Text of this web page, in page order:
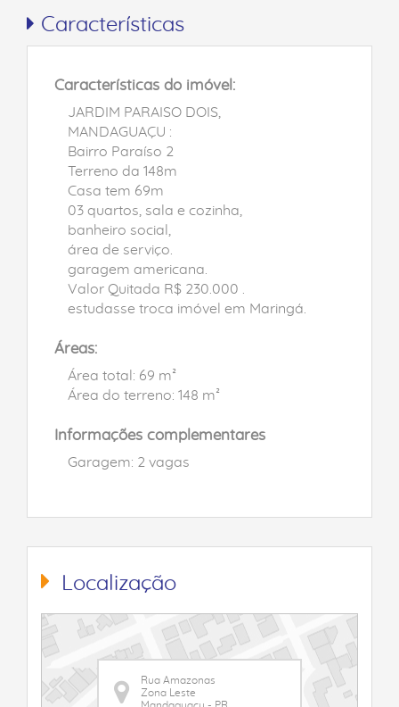
Características
Características do imóvel:
JARDIM PARAISO DOIS,
MANDAGUAÇU :
Bairro Paraíso 2
Terreno da 148m
Casa tem 69m
03 quartos, sala e cozinha,
banheiro social,
área de serviço.
garagem americana.
Valor Quitada R$ 230.000 .
estudasse troca imóvel em Maringá.
Áreas:
Área total: 69 m²
Área do terreno: 148 m²
Informações complementares
Garagem: 2 vagas
Localização
Rua Amazonas
Zona Leste